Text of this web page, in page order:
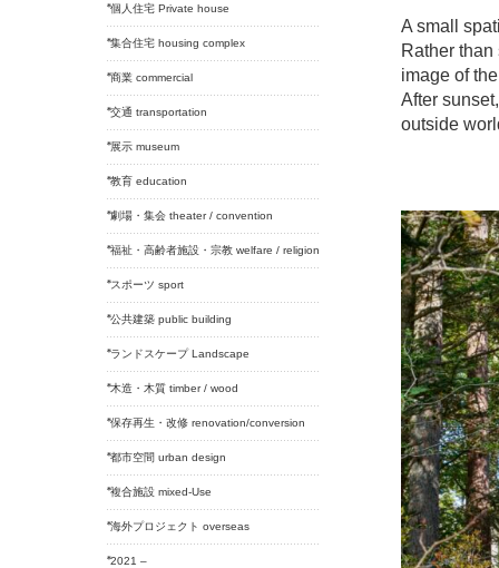
個人住宅 Private house
集合住宅 housing complex
商業 commercial
交通 transportation
展示 museum
教育 education
劇場・集会 theater / convention
福祉・高齢者施設・宗教 welfare / religion
スポーツ sport
公共建築 public building
ランドスケープ Landscape
木造・木質 timber / wood
保存再生・改修 renovation/conversion
都市空間 urban design
複合施設 mixed-Use
海外プロジェクト overseas
2021 –
A small
Rather
image of
After
outside